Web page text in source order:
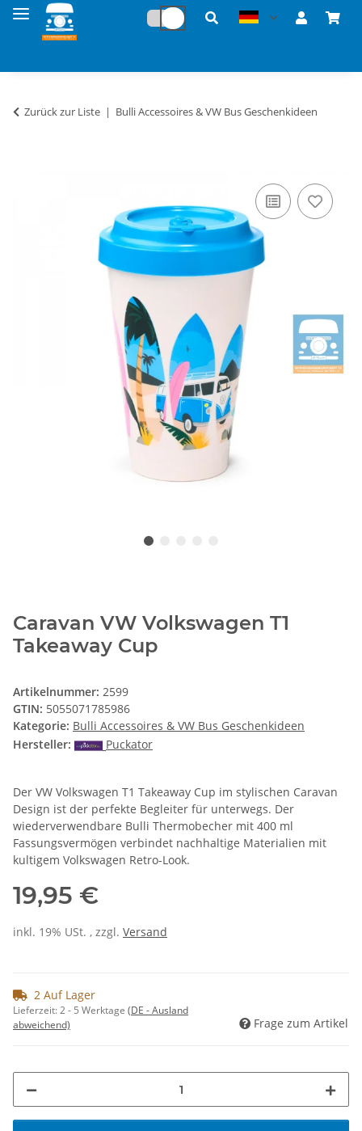
Zurück zur Liste Bulli Accessoires & VW Bus Geschenkideen
Caravan VW Volkswagen T1
Takeaway Cup
Artikelnummer: 2599
GTIN: 5055071785986
Kategorie: Bulli Accessoires & VW Bus Geschenkideen
Hersteller:
Puckator
Der VW Volkswagen T1 Takeaway Cup im stylischen Caravan
Design ist der perfekte Begleiter für unterwegs. Der
wiederverwendbare Bulli Thermobecher mit 400 ml
Fassungsvermögen verbindet nachhaltige Materialien mit
kultigem Volkswagen Retro-Look.
19,95 €
inkl. 19% USt. , zzgl. Versand
2 Auf Lager
Lieferzeit:2 - 5 Werktage (DE - Ausland
abweichend)
Frage zum Artikel